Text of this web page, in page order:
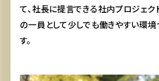
て、社長に提言できる社内プロジェク
の一員として少しでも働きやすい環境
す。